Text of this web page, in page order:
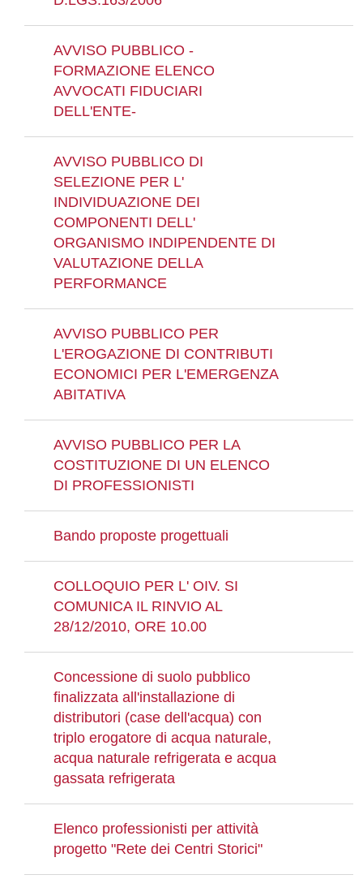
AVVISO PUBBLICO -
FORMAZIONE ELENCO
AVVOCATI FIDUCIARI
DELL'ENTE-
AVVISO PUBBLICO DI
SELEZIONE PER L'
INDIVIDUAZIONE DEI
COMPONENTI DELL'
ORGANISMO INDIPENDENTE DI
VALUTAZIONE DELLA
PERFORMANCE
AVVISO PUBBLICO PER
L'EROGAZIONE DI CONTRIBUTI
ECONOMICI PER L'EMERGENZA
ABITATIVA
AVVISO PUBBLICO PER LA
COSTITUZIONE DI UN ELENCO
DI PROFESSIONISTI
Bando proposte progettuali
COLLOQUIO PER L' OIV. SI
COMUNICA IL RINVIO AL
28/12/2010, ORE 10.00
Concessione di suolo pubblico
finalizzata all'installazione di
distributori (case dell'acqua) con
triplo erogatore di acqua naturale,
acqua naturale refrigerata e acqua
gassata refrigerata
Elenco professionisti per attività
progetto "Rete dei Centri Storici"